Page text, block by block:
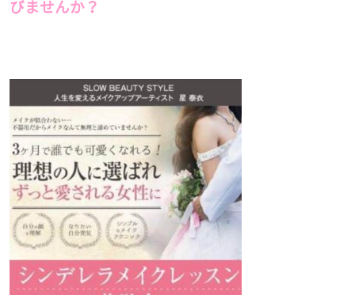
びませんか？